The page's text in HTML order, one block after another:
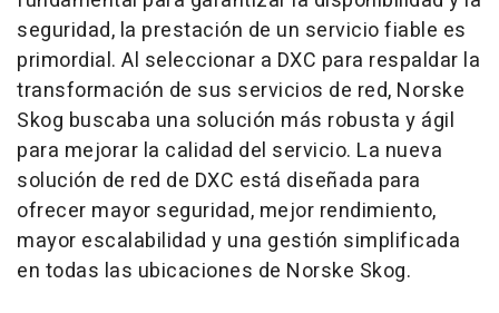
seguridad, la prestación de un servicio fiable es
primordial. Al seleccionar a DXC para respaldar la
transformación de sus servicios de red, Norske
Skog buscaba una solución más robusta y ágil
para mejorar la calidad del servicio. La nueva
solución de red de DXC está diseñada para
ofrecer mayor seguridad, mejor rendimiento,
mayor escalabilidad y una gestión simplificada
en todas las ubicaciones de Norske Skog.